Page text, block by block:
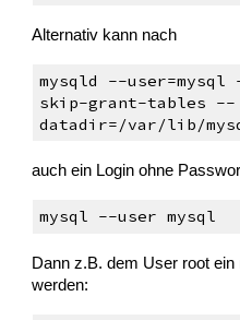
Alternativ kann nach
mysqld --
skip-grant-tables --
datadir=/var/lib/
auch ein Login ohne
mysql --user mysql
Dann z.B. dem User root
werden: